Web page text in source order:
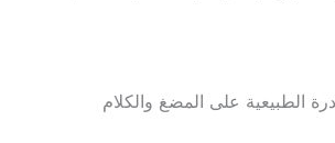
الطبيعية على المضغ والكلام